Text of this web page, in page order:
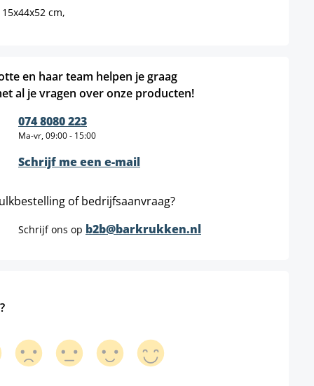
cm,
en haar team helpen je graag
al je vragen over onze producten!
074 8080 223
Ma-vr, 09:00 - 15:00
Schrijf me een e-mail
of bedrijfsaanvraag?
Schrijf ons op b2b@barkrukken.nl